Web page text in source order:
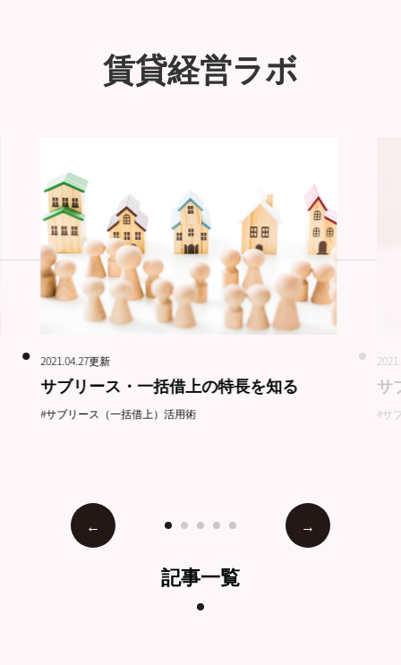
賃貸経営ラボ
2021.04.27更新
サブリース・一括借上の特長を知る
#サブリース（一括借上）活用術
サ
#サ
記事一覧